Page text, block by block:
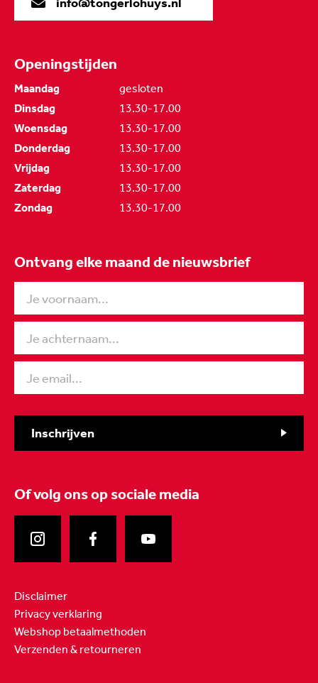
Openingstijden
Maandag
gesloten
Dinsdag
13.30-17.00
Woensdag
13.30-17.00
Donderdag
13.30-17.00
Vrijdag
13.30-17.00
Zaterdag
13.30-17.00
Zondag
13.30-17.00
Ontvang elke maand de nieuwsbrief
Inschrijven
Of volg onsop sociale media
Disclaimer
Privacy verklaring
Webshop betaalmethoden
Verzenden & retourneren